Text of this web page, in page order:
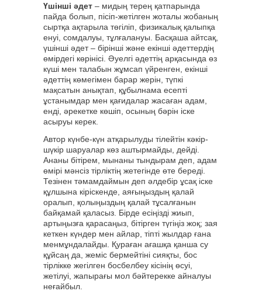
Үшінші әдет – мидың терең қатпарында
пайда болып, пісіп-жетілген жоталы жобаның
сыртқа ақтарыла төгіліп, физикалық қалыпқа
енуі, сомдалуы, тұлғалануы. Басқаша айтсақ,
үшінші әдет – бірінші және екінші әдеттердің
өмірдегі көрінісі. Әуелгі әдеттің арқасында өз
күші мен талабын жұмсап үйренген, екінші
әдеттің көмегімен барар жерін, түпкі
мақсатын анықтап, құбылнама есепті
ұстанымдар мен қағидалар жасаған адам,
енді, әрекетке көшіп, осының бәрін іске
асыруы керек.
Автор күнбе-күн атқарылуды тілейтін кәкір-
шүкір шаруалар көз аштырмайды, дейді.
Ананы бітірем, мынаны тындырам деп, адам
өмірі мәнсіз тірліктің жетегінде өте береді.
Тезінен тәмамдаймын деп әлдебір ұсақ іске
құлшына кіріскенде, аяғыңыздың қалай
оралып, қолыңыздың қалай тұсалғанын
байқамай қаласыз. Бірде есіңізді жиып,
артыңызға қарасаңыз, бітірген түгіңіз жоқ; зая
кеткен күндер мен айлар, тіпті жылдар ғана
менмұндалайды. Қураған ағашқа қанша су
құйсаң да, жеміс бермейтіні сияқты, бос
тірлікке жегілген босбелбеу кісінің өсуі,
жетілуі, жапырағы мол бәйтерекке айналуы
неғайбыл.